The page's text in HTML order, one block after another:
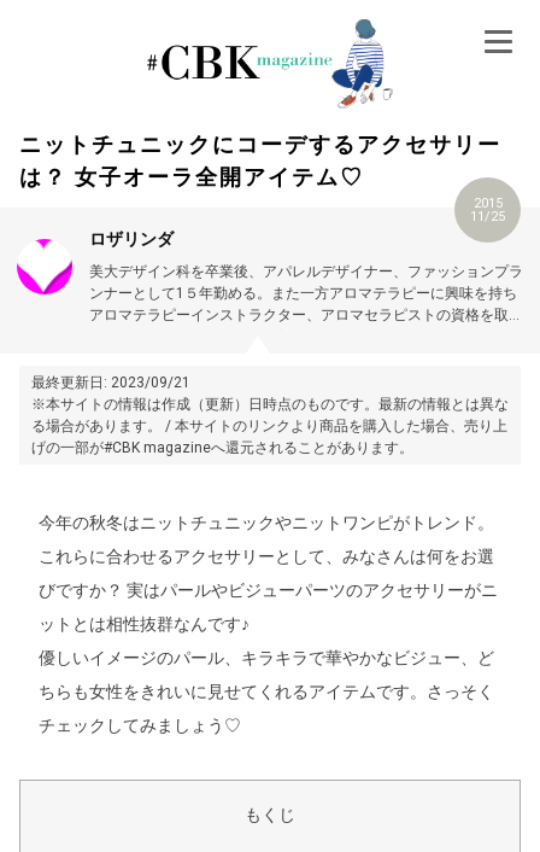
ニットチュニックにコーデするアクセサリー
は？ 女子オーラ全開アイテム♡
2015
11/25
ロザリンダ
美大デザイン科を卒業後、アパレルデザイナー、ファッションプラ
ンナーとして1５年勤める。また一方アロマテラピーに興味を持ち
アロマテラピーインストラクター、アロマセラピストの資格を取
ピー講師の経験を活かしてファッション記事のキュレーターと美
容・健康記事のライターをしています。
最終更新日: 2023/09/21
※本サイトの情報は作成（更新）日時点のものです。最新の情報とは異な
る場合があります。 / 本サイトのリンクより商品を購入した場合、売り上
げの一部が#CBK magazineへ還元されることがあります。
今年の秋冬はニットチュニックやニットワンピがトレンド。
これらに合わせるアクセサリーとして、みなさんは何をお選
びですか？ 実はパールやビジューパーツのアクセサリーがニ
ットとは相性抜群なんです♪
優しいイメージのパール、キラキラで華やかなビジュー、ど
ちらも女性をきれいに見せてくれるアイテムです。さっそく
チェックしてみましょう♡
もくじ